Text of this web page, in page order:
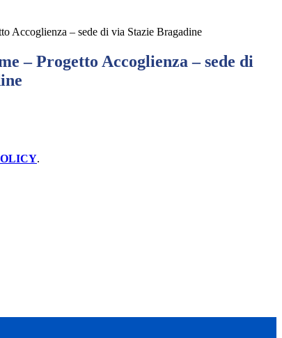
Accoglienza – sede di via Stazie Bragadine
– Progetto Accoglienza – sede di
.